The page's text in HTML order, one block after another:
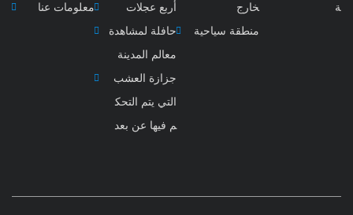
معلومات عنا
أربع عجلات
حافلة لمشاهدة
معالم المدينة
جزازة العشب
التي يتم التحك
م فيها عن بعد
خارج
منطقة سياحية
ة